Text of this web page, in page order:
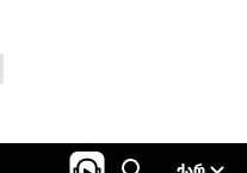
ᲥᲐᲠ